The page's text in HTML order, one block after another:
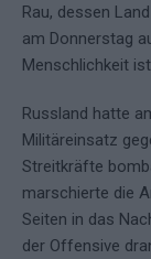
Rau, dessen
am Donnerstag
Menschlichkeit
Russland hatte
Militäreinsatz
Streitkräfte
marschierte die
Seiten in das
der Offensive